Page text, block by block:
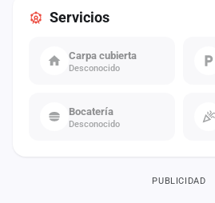
Servicios
Carpa cubierta
Desconocido
Bocatería
Desconocido
PUBLICIDAD